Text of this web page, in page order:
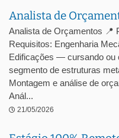
Analista de
Analista de Orçamentos 📍
Requisitos: Engenharia
Edificações — cursando ou
segmento de estruturas
Montagem e análise de
Anál...
21/05/2026